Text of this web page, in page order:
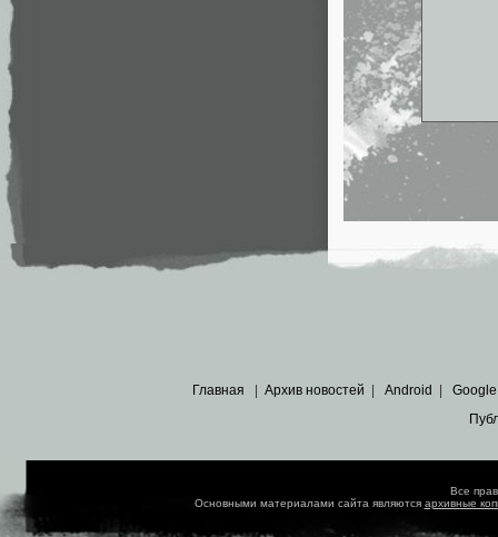
Главная Архив новостей Android Google
Все
Основными материалами сайта являются архивные